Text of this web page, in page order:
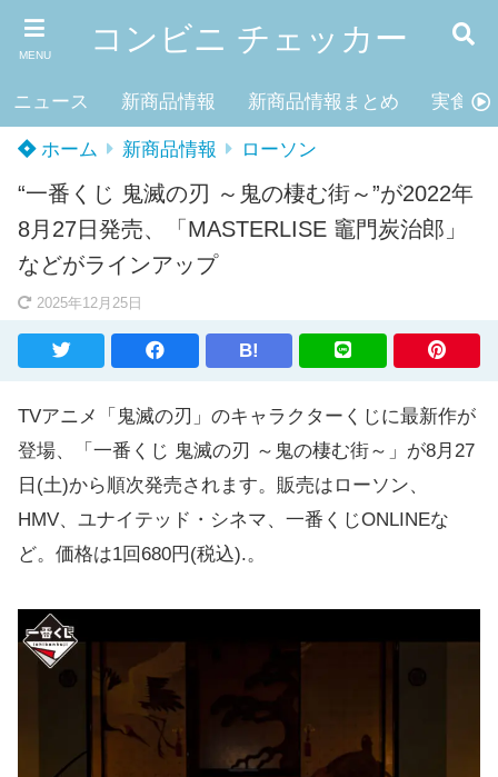
MENU コンビニ チェッカー
ニュース 新商品情報 新商品情報まとめ 実食レ
ホーム 新商品情報 ローソン
“一番くじ 鬼滅の刃 ～鬼の棲む街～”が2022年
8月27日発売、「MASTERLISE 竈門炭治郎」
などがラインアップ
2025年12月25日
B!
TVアニメ「鬼滅の刃」のキャラクターくじに最新作が
登場、「一番くじ 鬼滅の刃 ～鬼の棲む街～」が8月27
日(土)から順次発売されます。販売はローソン、
HMV、ユナイテッド・シネマ、一番くじONLINEな
ど。価格は1回680円(税込).。